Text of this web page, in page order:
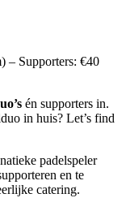
– Supporters: €40
én supporters in.
in huis? Let’s find
padelspeler
en te
catering.